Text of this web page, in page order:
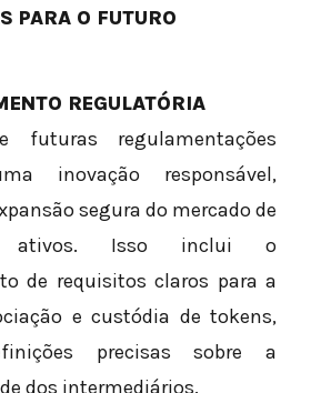
PARA O FUTURO
REGULATÓRIA
futuras regulamentações
inovação responsável,
segura do mercado de
ativos. Isso inclui o
de requisitos claros para a
e custódia de tokens,
precisas sobre a
dos intermediários.